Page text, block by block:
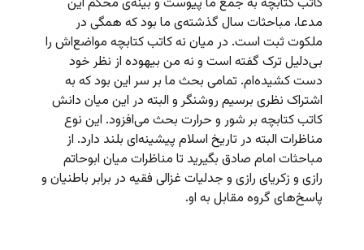
مدعا، مباحثات سال گذشته‌ی ما بود که همگی در
ملکوت ثبت است. در میان نه کاتب کتابچه مواضع‌اش را
بی‌دلیل ترک گفته است و نه من بیهوده از نظر خود
دست کشیده‌ام. تمامی بحث ما بر سر این بود که به
اشتراک نظری برسیم روشنگر و البته در این میان دانش
کاتب کتابچه بر شور و حرارت بحث می‌افزود. این نوع
مناظرات البته در تاریخ اسلام پیشینه‌ای بلند دارد. از
مباحثات امام صادق بگیرید تا مناظرات میان ابوحاتم
رازی و زکریای رازی و جدلیات غزالی فقیه در برابر باطنیان و
پاسخ‌های گروه مقابل به او.